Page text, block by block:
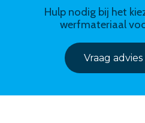
Hulp nodig bij het
werfmateriaal
Vraag